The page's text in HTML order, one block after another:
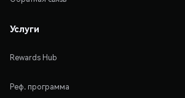
Услуги
Rewards Hub
Реф. программа